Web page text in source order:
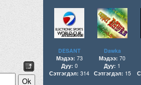
DESANT
Мэдээ: 73
Дуу: 0
Сэтгэгдэл:314
Dawka
Мэдээ: 70
Дуу: 1
Сэтгэгдэл: 15